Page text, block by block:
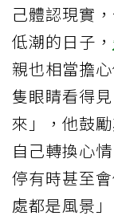
己體認現實
低潮的日子，
親也相當擔
隻眼睛看得
來」，他鼓
自己轉換心
停有時甚至
處都是風景」